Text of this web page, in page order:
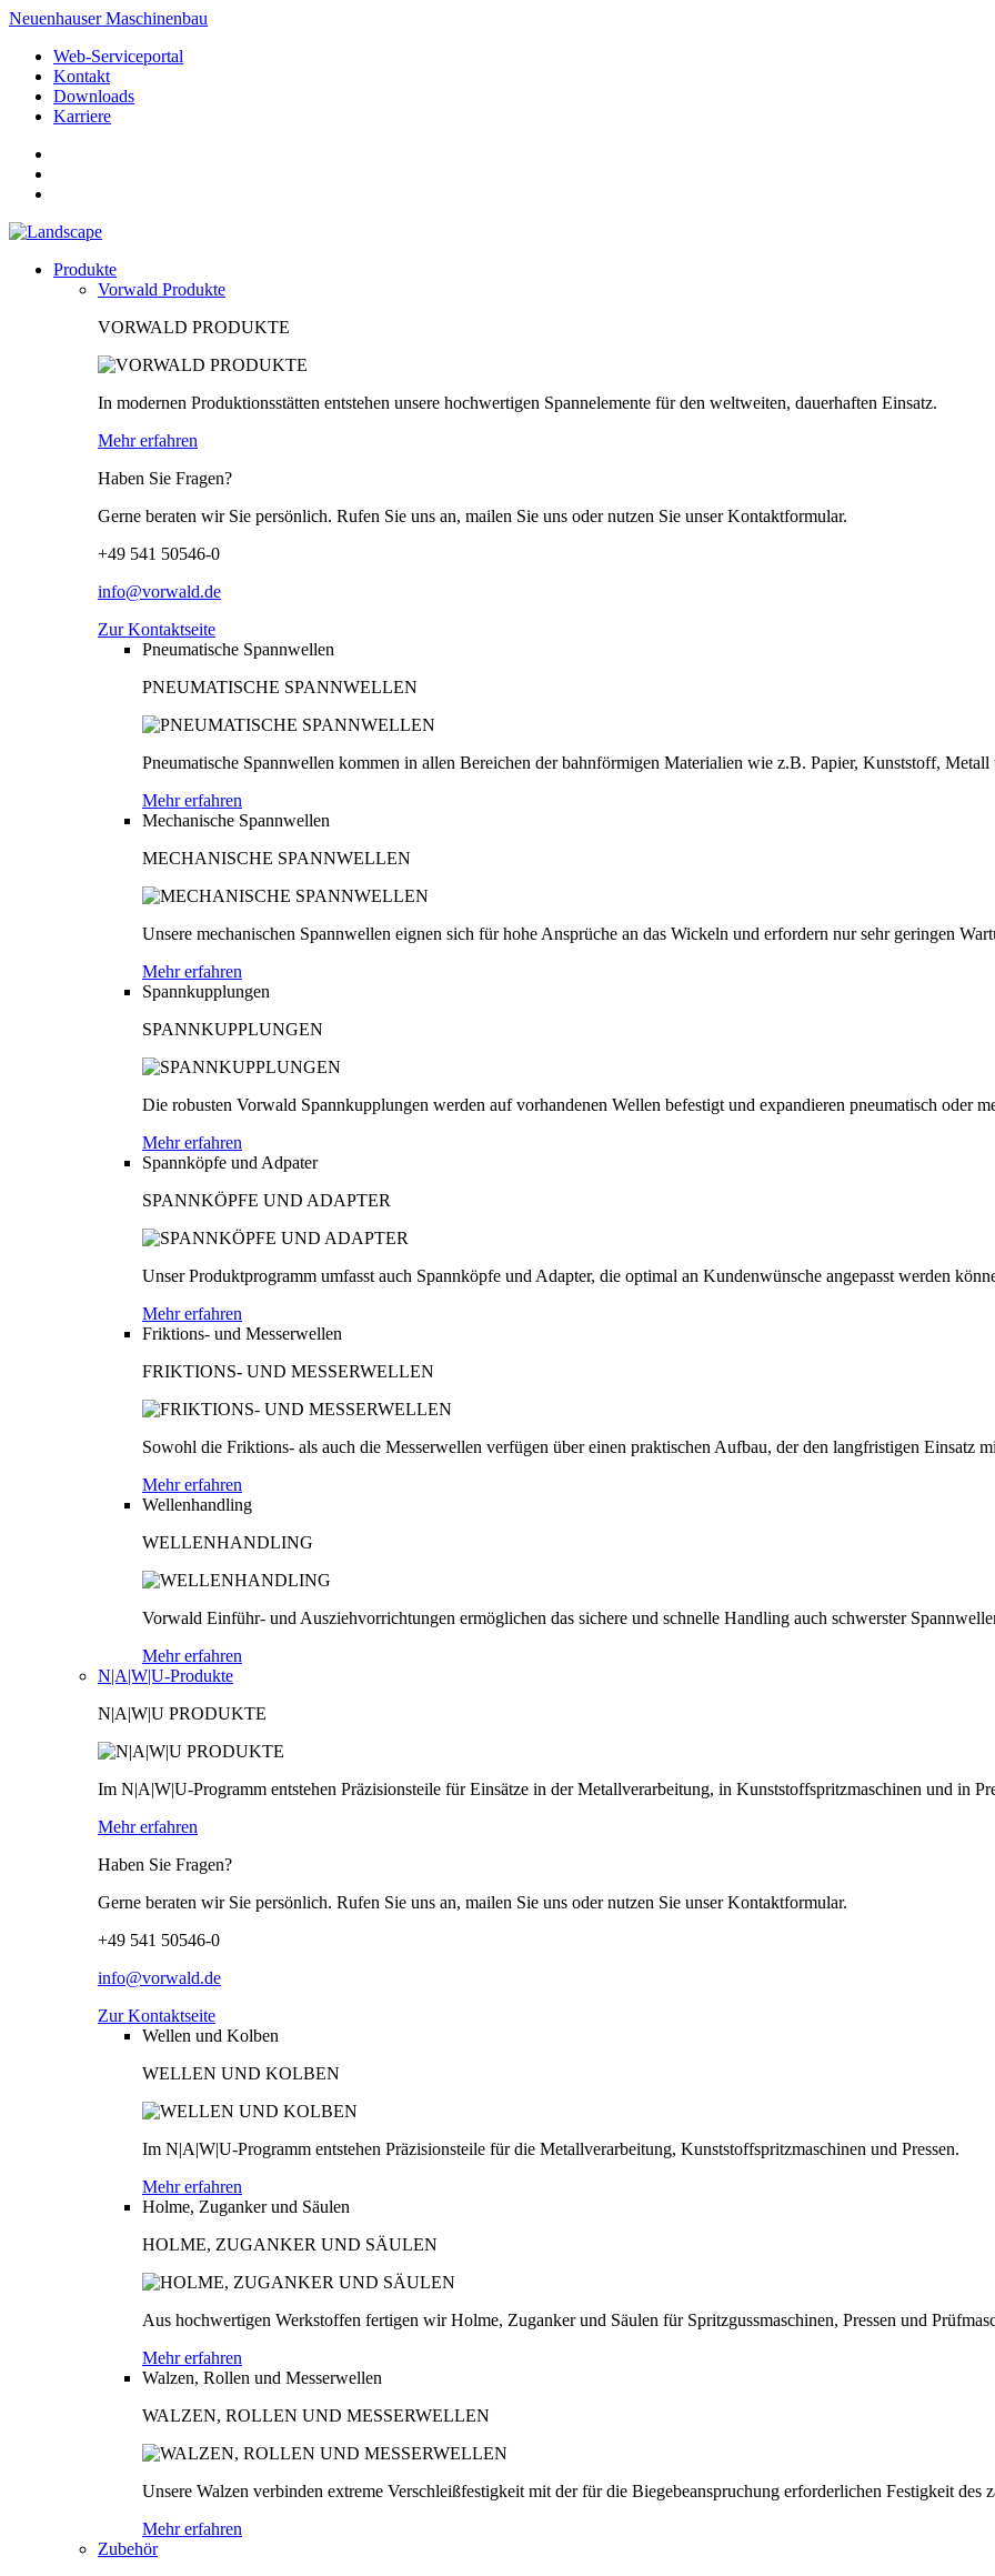
Neuenhauser Maschinenbau
Web-Serviceportal
Kontakt
Downloads
Karriere
Produkte
Vorwald Produkte
VORWALD PRODUKTE
In modernen Produktionsstätten entstehen unsere hochwertigen Spannelemente für den weltweiten, dauerhaften Einsatz.
Mehr erfahren
Haben Sie Fragen?
Gerne beraten wir Sie persönlich. Rufen Sie uns an, mailen Sie uns oder nutzen Sie unser Kontaktformular.
+49 541 50546-0
info@vorwald.de
Zur Kontaktseite
Pneumatische Spannwellen
PNEUMATISCHE SPANNWELLEN
Pneumatische Spannwellen kommen in allen Bereichen der bahnförmigen Materialien wie z.B. Papier, Kunststoff,
Mehr erfahren
Mechanische Spannwellen
MECHANISCHE SPANNWELLEN
Unsere mechanischen Spannwellen eignen sich für hohe Ansprüche an das Wickeln und erfordern nur sehr geringen
Mehr erfahren
Spannkupplungen
SPANNKUPPLUNGEN
Die robusten Vorwald Spannkupplungen werden auf vorhandenen Wellen befestigt und expandieren pneumatisch oder
Mehr erfahren
Spannköpfe und Adpater
SPANNKÖPFE UND ADAPTER
Unser Produktprogramm umfasst auch Spannköpfe und Adapter, die optimal an Kundenwünsche angepasst werden
Mehr erfahren
Friktions- und Messerwellen
FRIKTIONS- UND MESSERWELLEN
Sowohl die Friktions- als auch die Messerwellen verfügen über einen praktischen Aufbau, der den langfristigen Einsatz
Mehr erfahren
Wellenhandling
WELLENHANDLING
Vorwald Einführ- und Ausziehvorrichtungen ermöglichen das sichere und schnelle Handling auch schwerster
Mehr erfahren
N|A|W|U-Produkte
N|A|W|U PRODUKTE
Im N|A|W|U-Programm entstehen Präzisionsteile für Einsätze in der Metallverarbeitung, in Kunststoffspritzmaschinen und in
Mehr erfahren
Haben Sie Fragen?
Gerne beraten wir Sie persönlich. Rufen Sie uns an, mailen Sie uns oder nutzen Sie unser Kontaktformular.
+49 541 50546-0
info@vorwald.de
Zur Kontaktseite
Wellen und Kolben
WELLEN UND KOLBEN
Im N|A|W|U-Programm entstehen Präzisionsteile für die Metallverarbeitung, Kunststoffspritzmaschinen und Pressen.
Mehr erfahren
Holme, Zuganker und Säulen
HOLME, ZUGANKER UND SÄULEN
Aus hochwertigen Werkstoffen fertigen wir Holme, Zuganker und Säulen für Spritzgussmaschinen, Pressen und
Mehr erfahren
Walzen, Rollen und Messerwellen
WALZEN, ROLLEN UND MESSERWELLEN
Unsere Walzen verbinden extreme Verschleißfestigkeit mit der für die Biegebeanspruchung erforderlichen Festigkeit des
Mehr erfahren
Zubehör